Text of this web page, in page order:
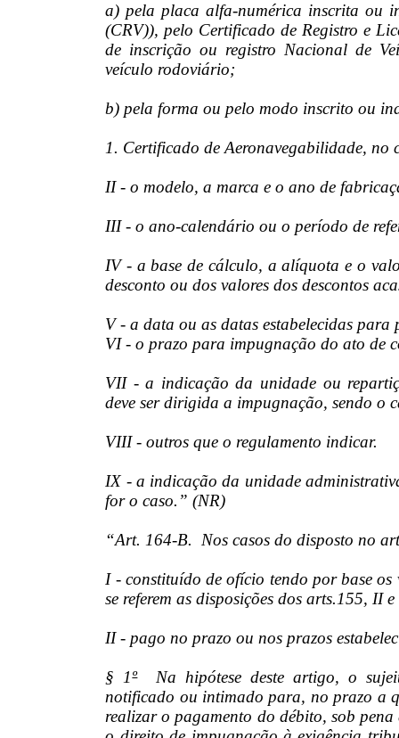
a) pela placa alfa-numérica inscrita ou
(CRV)), pelo Certificado de Registro e
de inscrição ou registro Nacional de
veículo rodoviário;
b) pela forma ou pelo modo inscrito ou
1. Certificado de Aeronavegabilidade, no
II - o modelo, a marca e o ano de
III - o ano-calendário ou o período de
IV - a base de cálculo, a alíquota e o
desconto ou dos valores dos descontos
V - a data ou as datas estabelecidas
VI - o prazo para impugnação do ato de
VII - a indicação da unidade ou
deve ser dirigida a impugnação, sendo o
VIII - outros que o regulamento indicar.
IX - a indicação da unidade
for o caso.” (NR)
“Art. 164-B. Nos casos do disposto no
I - constituído de ofício tendo por base
se referem as disposições dos arts.155, II
II - pago no prazo ou nos prazos
§ 1ºNa hipótese deste artigo, o
notificado ou intimado para, no prazo a
realizar o pagamento do débito, sob